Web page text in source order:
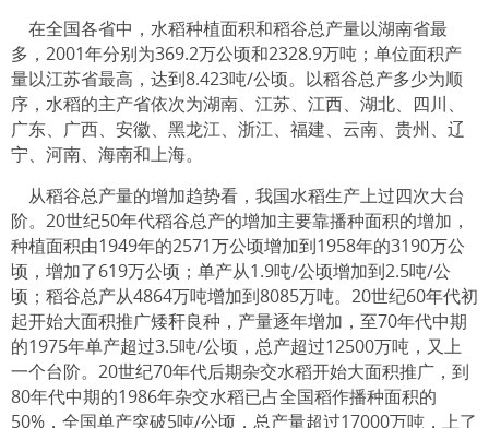
在全国各省中，水稻种植面积和稻谷总产量以湖南省最
多，2001年分别为369.2万公顷和2328.9万吨；单位面积产
量以江苏省最高，达到8.423吨/公顷。以稻谷总产多少为顺
序，水稻的主产省依次为湖南、江苏、江西、湖北、四川、
广东、广西、安徽、黑龙江、浙江、福建、云南、贵州、辽
宁、河南、海南和上海。
从稻谷总产量的增加趋势看，我国水稻生产上过四次大台
阶。20世纪50年代稻谷总产的增加主要靠播种面积的增加，
种植面积由1949年的2571万公顷增加到1958年的3190万公
顷，增加了619万公顷；单产从1.9吨/公顷增加到2.5吨/公
顷；稻谷总产从4864万吨增加到8085万吨。20世纪60年代初
起开始大面积推广矮秆良种，产量逐年增加，至70年代中期
的1975年单产超过3.5吨/公顷，总产超过12500万吨，又上
一个台阶。20世纪70年代后期杂交水稻开始大面积推广，到
80年代中期的1986年杂交水稻已占全国稻作播种面积的
50%，全国单产突破5吨/公顷，总产量超过17000万吨，上了